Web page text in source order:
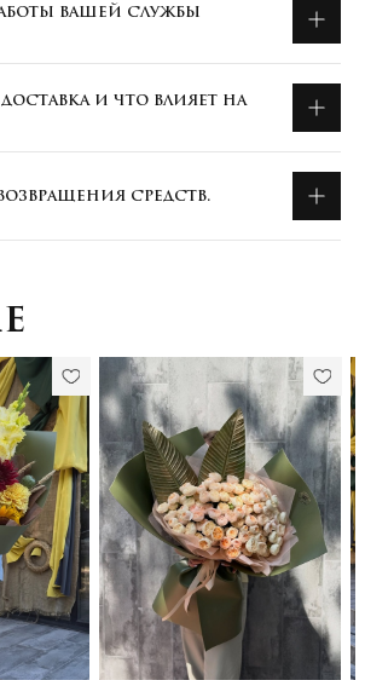
ВАШЕЙ СЛУЖБЫ
И ЧТО ВЛИЯЕТ НА
СРЕДСТВ.